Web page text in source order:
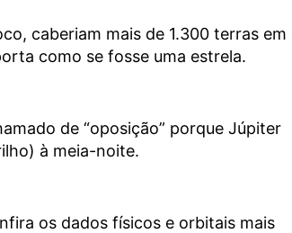
caberiam mais de 1.300 terras em
como se fosse uma estrela.
de “oposição” porque Júpiter
à meia-noite.
os dados físicos e orbitais mais